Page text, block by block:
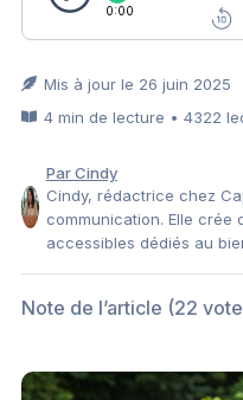
0:00
Mis à jour le 26 juin 2025
4 min de lecture • 4322
Par Cindy
Cindy, rédactrice chez
communication. Elle crée
accessibles dédiés au
Note de l’article (22